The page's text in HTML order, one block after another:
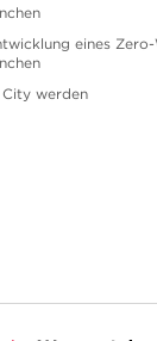
eines
City werden